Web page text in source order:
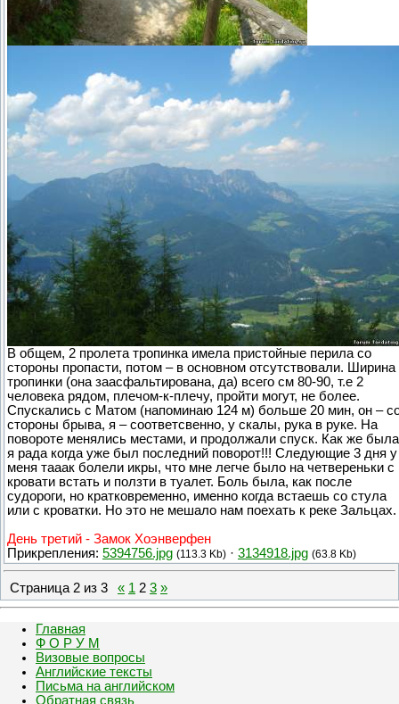
В общем, 2 пролета тропинка имела пристойные перила со
стороны пропасти, потом – в основном отсутствовали. Ширина
тропинки (она заасфальтирована, да) всего см 80-90, т.е 2
человека рядом, плечом-к-плечу, пройти могут, не более.
Спускались с Матом (напоминаю 124 м) больше 20 мин, он –
стороны брыва, я – соответсвенно, у скалы, рука в руке. На
повороте менялись местами, и продолжали спуск. Как же была
я рада когда уже был последний поворот!!! Следующие 3 дня у
меня тааак болели икры, что мне легче было на четвереньки с
кровати встать и ползти в туалет. Боль была, как после
судороги, но кратковременно, именно когда встаешь со стула
или с кроватки. Но это не мешало нам поехать к реке Зальцах.
День третий - Замок Хоэнверфен
Прикрепления: 5394756.jpg (113.3 Kb) · 3134918.jpg (63.8 Kb)
Страница 2 из 3 « 1 2 3 »
Главная
Ф О Р У М
Визовые вопросы
Английские тексты
Письма на английском
Обратная связь